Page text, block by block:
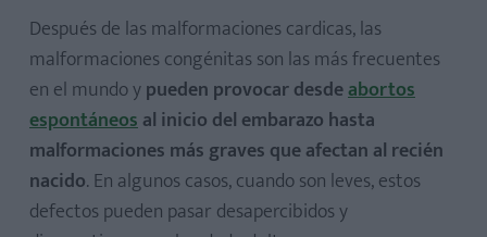
Después de las malformaciones cardicas, las
malformaciones congénitas son las más frecuentes
en el mundo ypueden provocar desdeabortos
espontáneosal inicio del embarazo hasta
malformaciones más graves que afectan al recién
nacido. En algunos casos, cuando son leves, estos
defectos pueden pasar desapercibidos y